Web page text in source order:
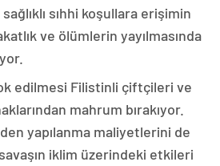
sıhhi koşullara erişimin
ve ölümlerin yayılmasında
edilmesi Filistinli çiftçileri ve
mahrum bırakıyor.
yapılanma maliyetlerini de
iklim üzerindeki etkileri